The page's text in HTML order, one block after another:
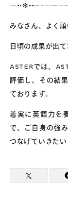
みなさん、よく頑
日頃の成果が出
ASTERでは、
評価し、その結
ております。
着実に英語力を
で、ご自身の強
つなげていきた